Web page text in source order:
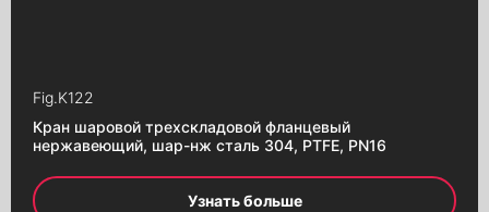
Fig.K122
Кран шаровой трехскладовой фланцевый
нержавеющий, шар-нж сталь 304, PTFE, PN16
Узнать больше